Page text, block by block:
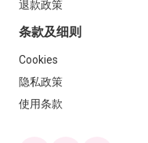
退款政策
条款及细则
Cookies
隐私政策
使用条款